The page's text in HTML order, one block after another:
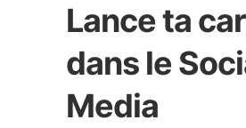
Lance ta
dans le
Media